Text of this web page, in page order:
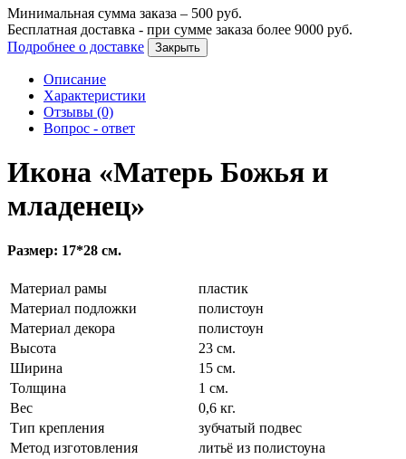
Минимальная сумма заказа – 500 руб.
Бесплатная доставка - при сумме заказа более 9000 руб.
Подробнее о доставке
Закрыть
Описание
Характеристики
Отзывы (0)
Вопрос - ответ
Икона «Матерь Божья и
младенец»
Размер: 17*28 см.
Материал рамы
пластик
Материал подложки
полистоун
Материал декора
полистоун
Высота
23 см.
Ширина
15 см.
Толщина
1 см.
Вес
0,6 кг.
Тип крепления
зубчатый подвес
Метод изготовления
литьё из полистоуна